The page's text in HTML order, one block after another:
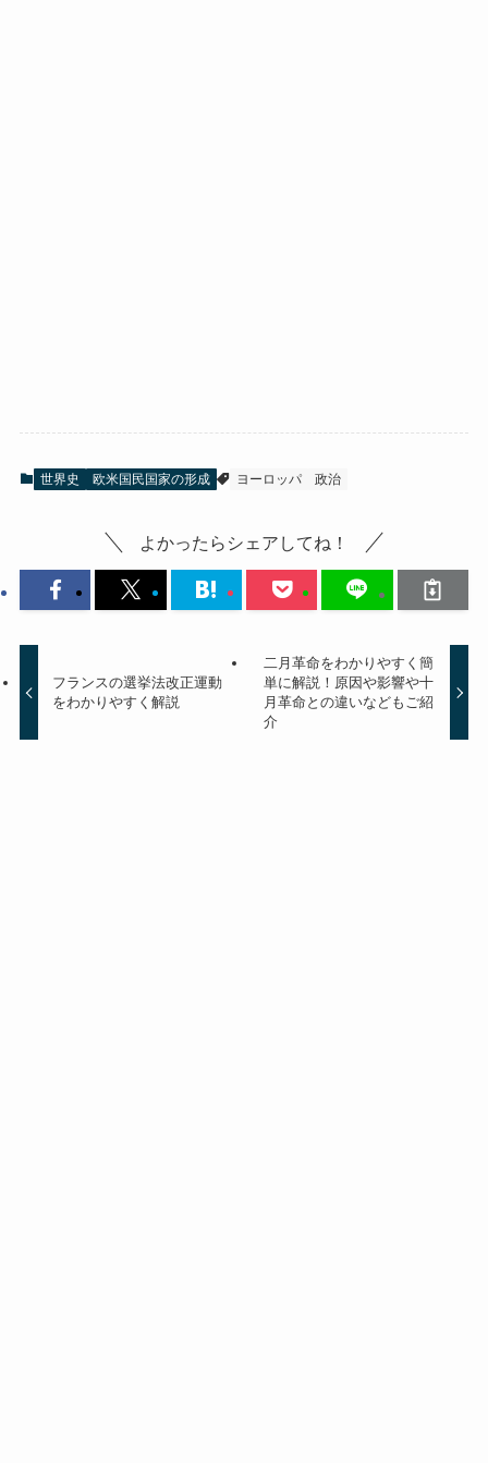
世界史 欧米国民国家の形成 ヨーロッパ 政治
よかったらシェアしてね！
フランスの選挙法改正運動
をわかりやすく解説
二月革命をわかりやすく簡
単に解説！原因や影響や十
月革命との違いなどもご紹
介